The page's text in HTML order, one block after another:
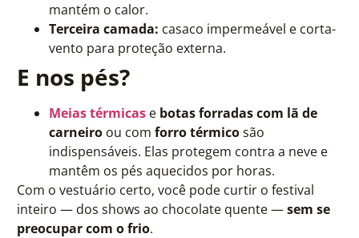
mantém o calor.
Terceira camada: casaco impermeável e corta-
vento para proteção externa.
E nos pés?
Meias térmicas e botas forradas com lã de
carneiro ou com forro térmicosão
indispensáveis. Elas protegem contra a neve e
mantêm os pés aquecidos por horas.
Com o vestuário certo, você pode curtir o festival
inteiro — dos shows ao chocolate quente —sem se
preocupar com o frio.